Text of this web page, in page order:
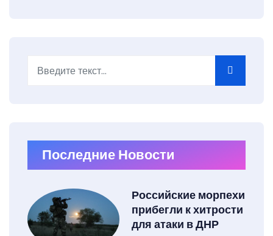
Последние Новости
Российские морпехи
прибегли к хитрости
для атаки в ДНР